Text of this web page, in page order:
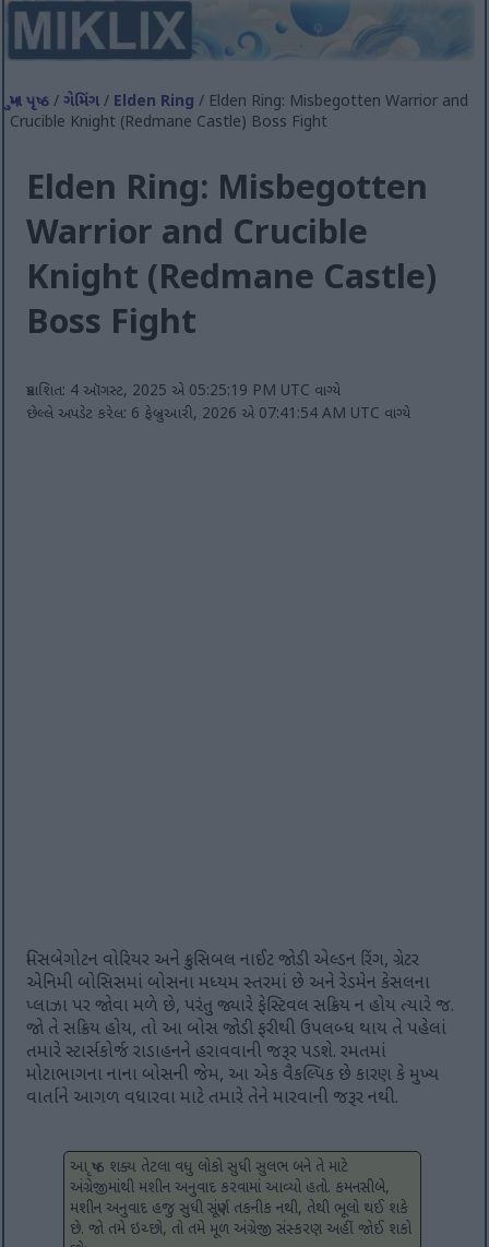
મુખ પૃષ્ઠ /ગેમિંગ / Elden Ring / Elden Ring: Misbegotten Warrior and
Crucible Knight (Redmane Castle) Boss Fight
Elden Ring: Misbegotten
Warrior and Crucible
Knight (Redmane Castle)
Boss Fight
પ્રકાશિત: 4 ઑગસ્ટ, 2025 એ 05:25:19 PM UTC વાગ્યે
છેલ્લે અપડેટ કરેલ: 6 ફેબ્રુઆરી, 2026 એ 07:41:54 AM UTC વાગ્યે
મિસબેગોટન વોરિયર અને ક્રુસિબલ નાઈટ જોડી એલ્ડન રિંગ, ગ્રેટર
એનિમી બોસિસમાં બોસના મધ્યમ સ્તરમાં છે અને રેડમેન કેસલના
પ્લાઝા પર જોવા મળે છે, પરંતુ જ્યારે ફેસ્ટિવલ સક્રિય ન હોય ત્યારે જ.
જો તે સક્રિય હોય, તો આ બોસ જોડી ફરીથી ઉપલબ્ધ થાય તે પહેલાં
તમારે સ્ટાર્સકોર્જ રાડાહનને હરાવવાની જરૂર પડશે. રમતમાં
મોટાભાગના નાના બોસની જેમ, આ એક વૈકલ્પિક છે કારણ કે મુખ્ય
વાર્તાને આગળ વધારવા માટે તમારે તેને મારવાની જરૂર નથી.
આ પૃષ્ઠ શક્ય તેટલા વધુ લોકો સુધી સુલભ બને તે માટે
અંગ્રેજીમાંથી મશીન અનુવાદ કરવામાં આવ્યો હતો. કમનસીબે,
મશીન અનુવાદ હજુ સુધી સંપૂર્ણ તકનીક નથી, તેથી ભૂલો થઈ શકે
છે. જો તમે ઇચ્છો, તો તમે મૂળ અંગ્રેજી સંસ્કરણ અહીં જોઈ શકો